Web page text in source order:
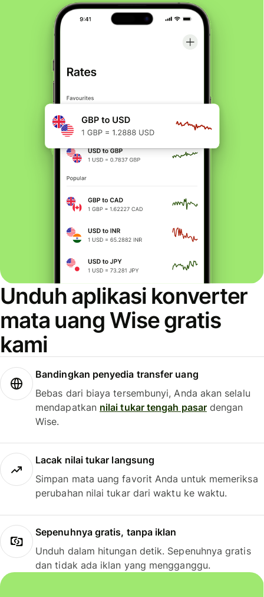
Unduh aplikasi konverter
mata uang Wise gratis
kami
Bandingkan penyedia transfer uang
Bebas dari biaya tersembunyi, Anda akan selalu
mendapatkan nilai tukar tengah pasardengan
Wise.
Lacak nilai tukar langsung
Simpan mata uang favorit Anda untuk memeriksa
perubahan nilai tukar dari waktu ke waktu.
Sepenuhnya gratis, tanpa iklan
Unduh dalam hitungan detik. Sepenuhnya gratis
dan tidak ada iklan yang mengganggu.